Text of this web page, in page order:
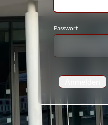
Passwort